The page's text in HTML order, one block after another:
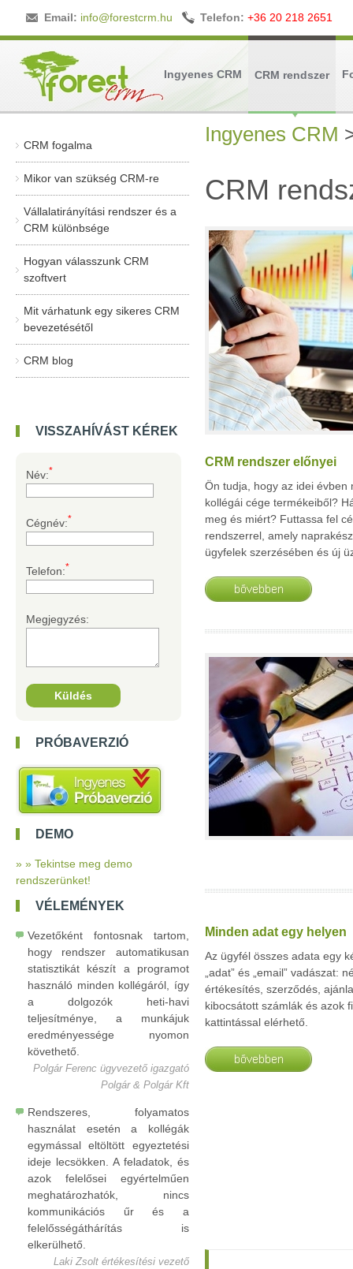
Email: info@forestcrm.hu Telefon: +36 20 218 2651
Ingyenes CRM CRM rendszer
CRM fogalma
Mikor van szükség CRM-re
Vállalatirányítási rendszer és a
CRM különbsége
Hogyan válasszunk CRM
szoftvert
Mit várhatunk egy sikeres CRM
bevezetésétől
CRM blog
VISSZAHÍVÁST KÉREK
Név:*
Cégnév:*
Telefon:*
Megjegyzés:
PRÓBAVERZIÓ
DEMO
» » Tekintse meg demo
rendszerünket!
VÉLEMÉNYEK
Vezetőként fontosnak tartom,
hogy rendszer automatikusan
statisztikát készít a programot
használó minden kollégáról, így
a dolgozók heti-havi
teljesítménye, a munkájuk
eredményessége nyomon
követhető.
Polgár Ferenc ügyvezető igazgató
Polgár & Polgár Kft
Rendszeres, folyamatos
használat esetén a kollégák
egymással eltöltött egyeztetési
ideje lecsökken. A feladatok, és
azok felelősei egyértelműen
meghatározhatók, nincs
kommunikációs űr és a
felelősségáthárítás is
elkerülhető.
Laki Zsolt értékesítési vezető
Ingyenes CRM
CRM
CRM rendszer előnyei
Ön tudja, hogy az idei évben
kollégái cége termékeiből?
meg és miért? Futtassa fel
rendszerrel, amely
ügyfelek szerzésében és új
Minden adat egy helyen
Az ügyfél összes adata egy
„adat” és „email” vadászat:
értékesítés, szerződés,
kibocsátott számlák és azok
kattintással elérhető.